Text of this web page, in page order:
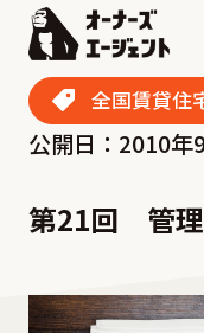
全国賃貸住
公開日：2010年
第21回 管理